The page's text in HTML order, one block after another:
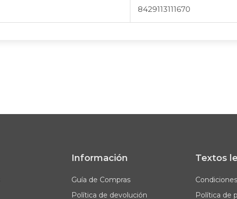
8429113111670
Información
Guía de Compras
Política de devolución
Textos
Política de